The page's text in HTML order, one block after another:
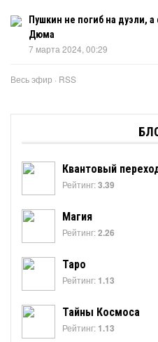
Пушкин не погиб на дуэли,
Дюма
7 марта 2024, 00:29
Весь эфир · RSS
Квантовый
Рейтинг:3.39
Магия
Рейтинг:2.26
Таро
Рейтинг: 1.13
Тайны Космоса
Рейтинг: 1.13